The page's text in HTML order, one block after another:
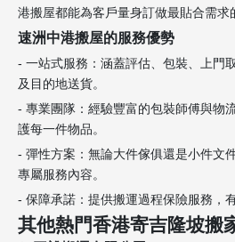
港搬屋都能為客戶量身訂做最貼合需求
速洲中港搬屋的服務優勢
- 一站式服務：涵蓋評估、包裝、上門
及目的地送貨。
- 專業團隊：經驗豐富的包裝師傅與物
護每一件物品。
- 彈性方案：無論大件傢俱還是小件文
專屬服務內容。
- 保障承諾：提供搬運過程保險服務，
其他熱門香港寄吉隆坡搬